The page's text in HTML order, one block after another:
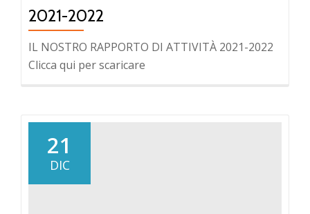
2021-2022
IL NOSTRO RAPPORTO DI ATTIVITÀ 2021-2022
Clicca qui per scaricare
21
DIC